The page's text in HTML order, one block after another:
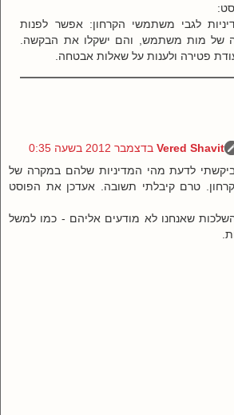
לגבי משתמשי הקרחון: אפשר לפנות
של מות משתמש, והם ישקלו את הבקשה.
פטירה ולענות על שאלות אבטחה.
לדעת מהי המדיניות שלהם במקרה של
טרם קיבלתי תשובה. אעדכן את הפוסט
השלכות שאנחנו לא מודעים אליהם - כמו למשל